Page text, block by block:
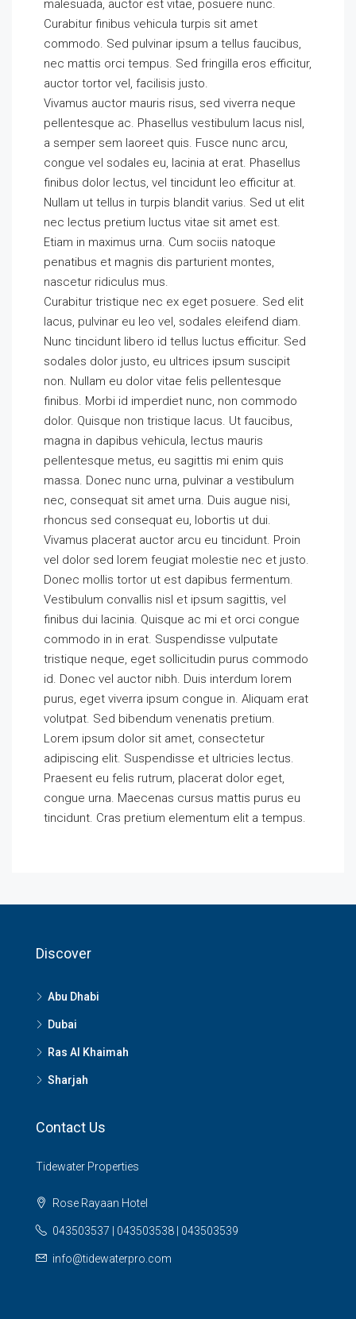
malesuada, auctor est vitae, posuere nunc.
Curabitur finibus vehicula turpis sit amet
commodo. Sed pulvinar ipsum a tellus faucibus,
nec mattis orci tempus. Sed fringilla eros efficitur,
auctor tortor vel, facilisis justo.
Vivamus auctor mauris risus, sed viverra neque
pellentesque ac. Phasellus vestibulum lacus nisl,
a semper sem laoreet quis. Fusce nunc arcu,
congue vel sodales eu, lacinia at erat. Phasellus
finibus dolor lectus, vel tincidunt leo efficitur at.
Nullam ut tellus in turpis blandit varius. Sed ut elit
nec lectus pretium luctus vitae sit amet est.
Etiam in maximus urna. Cum sociis natoque
penatibus et magnis dis parturient montes,
nascetur ridiculus mus.
Curabitur tristique nec ex eget posuere. Sed elit
lacus, pulvinar eu leo vel, sodales eleifend diam.
Nunc tincidunt libero id tellus luctus efficitur. Sed
sodales dolor justo, eu ultrices ipsum suscipit
non. Nullam eu dolor vitae felis pellentesque
finibus. Morbi id imperdiet nunc, non commodo
dolor. Quisque non tristique lacus. Ut faucibus,
magna in dapibus vehicula, lectus mauris
pellentesque metus, eu sagittis mi enim quis
massa. Donec nunc urna, pulvinar a vestibulum
nec, consequat sit amet urna. Duis augue nisi,
rhoncus sed consequat eu, lobortis ut dui.
Vivamus placerat auctor arcu eu tincidunt. Proin
vel dolor sed lorem feugiat molestie nec et justo.
Donec mollis tortor ut est dapibus fermentum.
Vestibulum convallis nisl et ipsum sagittis, vel
finibus dui lacinia. Quisque ac mi et orci congue
commodo in in erat. Suspendisse vulputate
tristique neque, eget sollicitudin purus commodo
id. Donec vel auctor nibh. Duis interdum lorem
purus, eget viverra ipsum congue in. Aliquam erat
volutpat. Sed bibendum venenatis pretium.
Lorem ipsum dolor sit amet, consectetur
adipiscing elit. Suspendisse et ultricies lectus.
Praesent eu felis rutrum, placerat dolor eget,
congue urna. Maecenas cursus mattis purus eu
tincidunt. Cras pretium elementum elit a tempus.
Discover
Abu Dhabi
Dubai
Ras Al Khaimah
Sharjah
Contact Us
Tidewater Properties
Rose Rayaan Hotel
043503537 | 043503538 | 043503539
info@tidewaterpro.com